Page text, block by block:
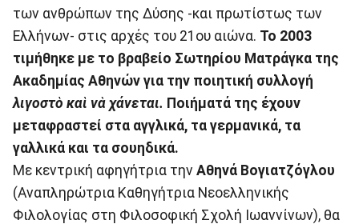
των ανθρώπων της Δύσης -και πρωτίστως των
Ελλήνων- στις αρχές του 21ου αιώνα. Το 2003
τιμήθηκε με το βραβείο Σωτηρίου Ματράγκα της
Ακαδημίας Αθηνών για την ποιητική συλλογή
λιγοστὸ καὶ νὰ χάνεται. Ποιήματά της έχουν
μεταφραστεί στα αγγλικά, τα γερμανικά, τα
γαλλικά και τα σουηδικά.
Με κεντρική αφηγήτρια την Αθηνά Βογιατζόγλου
(Αναπληρώτρια Καθηγήτρια Νεοελληνικής
Φιλολογίας στη Φιλοσοφική Σχολή Ιωαννίνων), θα